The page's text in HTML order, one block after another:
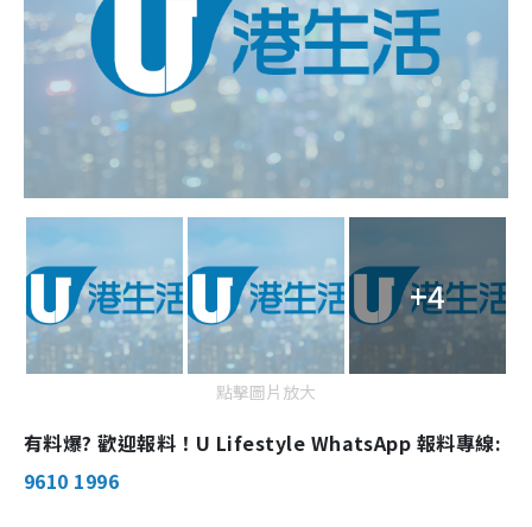
+4
點擊圖片放大
有料爆? 歡迎報料！U Lifestyle WhatsApp 報料專線:
9610 1996